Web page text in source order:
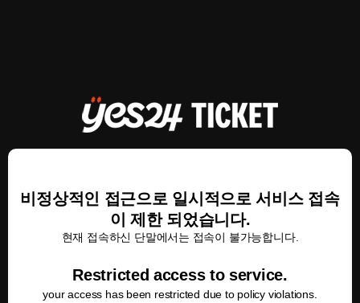
비정상적인 접근으로 일시적으로 서비스 접속
이 제한 되었습니다.
현재 접속하신 단말에서는 접속이 불가능합니다.
Restricted access to service.
your access has been restricted due to policy violations.